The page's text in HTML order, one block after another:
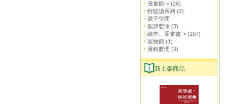
漫畫館-> (26)
輕鬆讀系列 (2)
親子空間
親師智庫 (3)
繪本、圖畫書-> (107)
寵物館 (1)
邏輯數理 (9)
新上架商品